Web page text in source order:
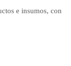
e insumos, con